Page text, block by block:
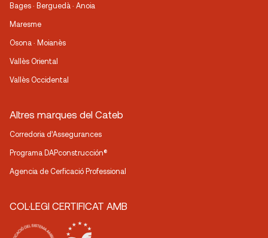
Bages · Berguedà · Anoia
Maresme
Osona · Moianès
Vallès Oriental
Vallès Occidental
Altres marques del Cateb
Corredoria d’Assegurances
Programa DAPconstrucción®
Agencia de Cerficació Professional
COL·LEGI CERTIFICAT AMB